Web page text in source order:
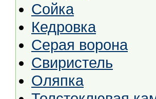
Сойка
Кедровка
Серая ворона
Свиристель
Оляпка